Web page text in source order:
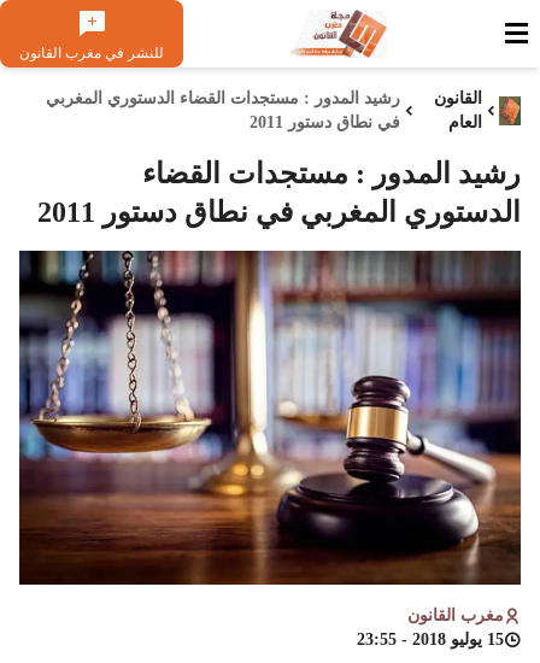
للنشر في مغرب القانون
القانون
العام
رشيد المدور : مستجدات القضاء الدستوري المغربي
في نطاق دستور 2011
رشيد المدور : مستجدات القضاء
الدستوري المغربي في نطاق دستور 2011
مغرب القانون
15 يوليو 2018 - 23:55